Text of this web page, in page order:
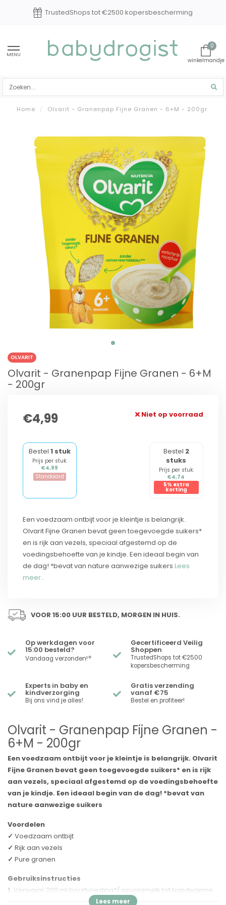
Experts in baby en kindverzorging
MENU
0
Home / Olvarit - Granenpap Fijne Granen - 6+M - 200gr
OLVARIT
Olvarit - Granenpap Fijne Granen - 6+M
- 200gr
€4,99 Niet op voorraad
Bestel 1 stuk
Prijs per stuk:
€4,99
Standaard
Bestel 2
stuks
Prijs per stuk:
€4,74
5% extra
korting
Een voedzaam ontbijt voor je kleintje is belangrijk.
Olvarit Fijne Granen bevat geen toegevoegde suikers*
en is rijk aan vezels, speciaal afgestemd op de
voedingsbehoefte van je kindje. Een ideaal begin van
de dag! *bevat van nature aanwezige suikers Lees
meer..
VOOR 15:00 UUR BESTELD, MORGEN IN HUIS.
Op werkdagen voor
15:00 besteld?
Vandaag verzonden!*
Gecertificeerd Veilig
Shoppen
TrustedShops tot €2500
kopersbescherming
Experts in baby en
kindverzorging
Bij ons vind je alles!
Gratis verzending
vanaf €75
Bestel en profiteer!
Olvarit - Granenpap Fijne Granen -
6+M - 200gr
Een voedzaam ontbijt voor je kleintje is belangrijk. Olvarit
Fijne Granen bevat geen toegevoegde suikers* en is rijk
aan vezels, speciaal afgestemd op de voedingsbehoefte
van je kindje. Een ideaal begin van de dag! *bevat van
nature aanwezige suikers
Voordelen
✓ Voedzaam ontbijt
✓ Rijk aan vezels
✓ Pure granen
Gebruiksinstructies
1. Verwarm 200 ml borstvoeding*/ opvolgmelk tot handwarme
temperatuur. Giet de melk in een fles of in een bordje.